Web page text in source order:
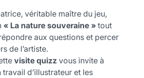
véritable maître du jeu,
« La nature souveraine » tout
aux questions et percer
de l’artiste.
visite quizz vous invite à
d’illustrateur et les